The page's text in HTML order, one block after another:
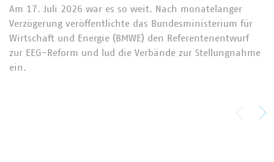
Am 17. Juli 2026 war es so weit. Nach monatelanger
Verzögerung veröffentlichte das Bundesministerium für
Wirtschaft und Energie (BMWE) den Referentenentwurf
zur EEG-Reform und lud die Verbände zur Stellungnahme
ein.